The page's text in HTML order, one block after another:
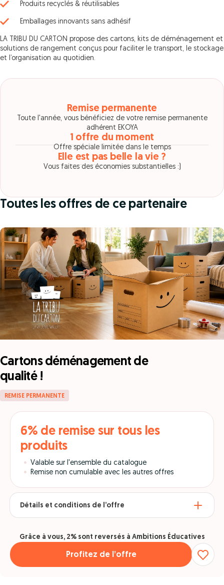
Produits recyclés & réutilisables
Emballages innovants sans adhésif
LA TRIBU DU CARTON propose des cartons, kits de déménagement et
solutions de rangement conçus pour faciliter le transport, le stockage
et l’organisation au quotidien.
Remise permanente
Toute l'année, vous bénéficiez de votre remise permanente
adhérent EKOYA
1 offre du moment
Offre spéciale limitée dans le temps
Elle est pas belle la vie ?
Vous faites des économies substantielles :)
Toutes les offres de ce partenaire
Cartons déménagement de
qualité !
REMISE PERMANENTE
6% de remise sur tous les
produits
Valable sur l'ensemble du catalogue
Remise non cumulable avec les autres offres
Détails et conditions de l’offre
Profitez de l’offre
Grâce à vous, 2% sont reversés à Ambitions Éducatives